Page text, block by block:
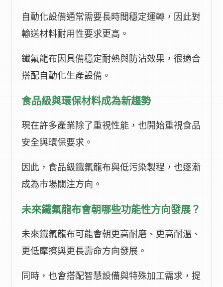
自動化設備通常需要長時間穩定運轉，因此對
輸送材料耐用性要求更高。
鐵氟龍布因具備穩定耐熱與防沾效果，很適合
搭配自動化生產設備。
食品級與環保材料成為新趨勢
現在許多產業除了重視性能，也開始重視食品
安全與環保要求。
因此，食品級鐵氟龍布與低污染製程，也逐漸
成為市場關注方向。
未來鐵氟龍布會朝哪些功能性方向發展？
未來鐵氟龍布可能會朝更高耐磨、更高耐溫、
更低摩擦與更長壽命方向發展。
同時，也會搭配智慧設備與特殊加工需求，提